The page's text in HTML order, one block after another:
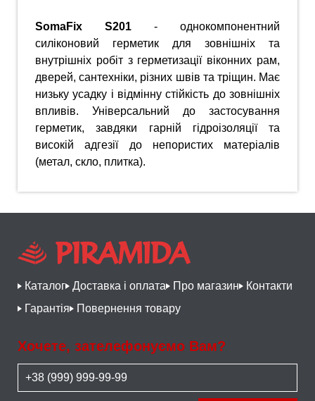
SomaFix S201 - однокомпонентний
силіконовий герметик для зовнішніх та
внутрішніх робіт з герметизації віконних рам,
дверей, сантехніки, різних швів та тріщин. Має
низьку усадку і відмінну стійкість до зовнішніх
впливів. Універсальний до застосування
герметик, завдяки гарній гідроізоляції та
високій адгезії до непористих матеріалів
(метал, скло, плитка).
Каталог Доставка і оплата Про магазин
Контакти
Гарантія
Повернення товару
Хочете, зателефонуємо Вам?